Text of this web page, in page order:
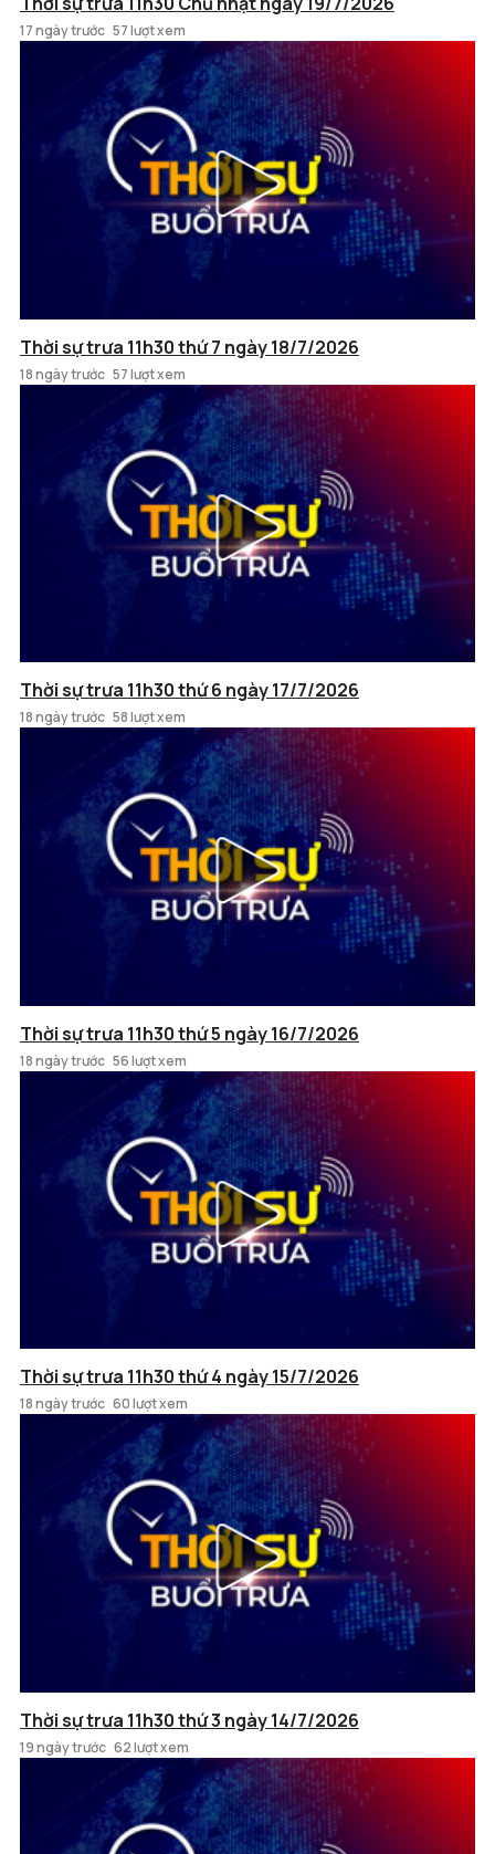
17 ngày trước 57 lượt xem
Thời sự trưa 11h30 thứ 7 ngày 18/7/2026
18 ngày trước 57 lượt xem
Thời sự trưa 11h30 thứ 6 ngày 17/7/2026
18 ngày trước 58 lượt xem
Thời sự trưa 11h30 thứ 5 ngày 16/7/2026
18 ngày trước 56 lượt xem
Thời sự trưa 11h30 thứ 4 ngày 15/7/2026
18 ngày trước 60 lượt xem
Thời sự trưa 11h30 thứ 3 ngày 14/7/2026
19 ngày trước 62 lượt xem